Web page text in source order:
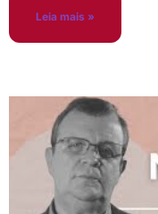
Leia mais »